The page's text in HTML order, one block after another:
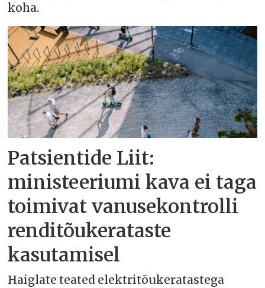
koha.
Patsientide Liit:
ministeeriumi kava ei taga
toimivat vanusekontrolli
renditõukerataste
kasutamisel
Haiglate teated elektritõukeratastega